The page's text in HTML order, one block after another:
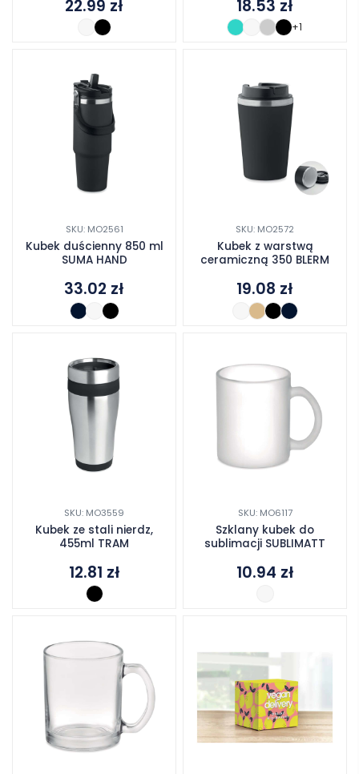
22.99 zł 18.53 zł
+1
SKU: MO2561
Kubek duścienny 850 ml
SUMA HAND
33.02 zł
SKU: MO2572
Kubek z warstwą
ceramiczną 350 BLERM
19.08 zł
SKU: MO3559
Kubek ze stali nierdz,
455ml TRAM
12.81 zł
SKU: MO6117
Szklany kubek do
sublimacji SUBLIMATT
10.94 zł